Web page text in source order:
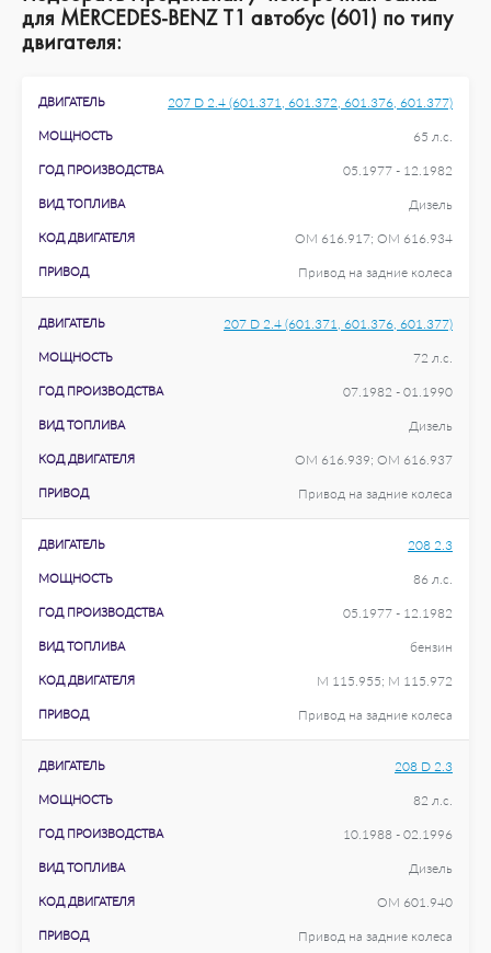
для MERCEDES-BENZ T1 автобус (601) по типу
двигателя:
ДВИГАТЕЛЬ 207 D 2.4 (601.371, 601.372, 601.376, 601.377)
МОЩНОСТЬ 65 л.с.
ГОД ПРОИЗВОДСТВА 05.1977 - 12.1982
ВИД ТОПЛИВА Дизель
КОД ДВИГАТЕЛЯ OM 616.917; OM 616.934
ПРИВОД Привод на задние колеса
ДВИГАТЕЛЬ 207 D 2.4 (601.371, 601.376, 601.377)
МОЩНОСТЬ 72 л.с.
ГОД ПРОИЗВОДСТВА 07.1982 - 01.1990
ВИД ТОПЛИВА Дизель
КОД ДВИГАТЕЛЯ OM 616.939; OM 616.937
ПРИВОД Привод на задние колеса
ДВИГАТЕЛЬ 208 2.3
МОЩНОСТЬ 86 л.с.
ГОД ПРОИЗВОДСТВА 05.1977 - 12.1982
ВИД ТОПЛИВА бензин
КОД ДВИГАТЕЛЯ M 115.955; M 115.972
ПРИВОД Привод на задние колеса
ДВИГАТЕЛЬ 208 D 2.3
МОЩНОСТЬ 82 л.с.
ГОД ПРОИЗВОДСТВА 10.1988 - 02.1996
ВИД ТОПЛИВА Дизель
КОД ДВИГАТЕЛЯ OM 601.940
ПРИВОД Привод на задние колеса